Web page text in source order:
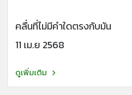
คลื่นที่ไม่มีคำใดตรงกับมัน
11 เม.ย 2568
ดูเพิ่มเติม